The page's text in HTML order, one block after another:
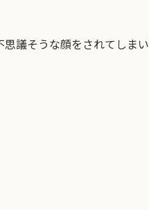
議そうな顔をされてしまい